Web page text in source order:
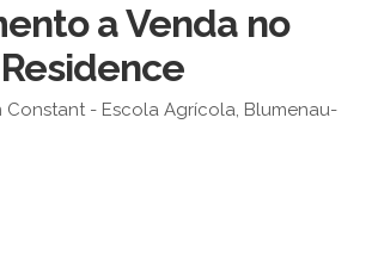
a Venda no
Residence
Constant - Escola Agrícola, Blumenau-